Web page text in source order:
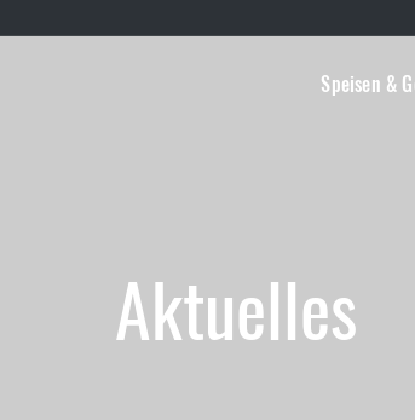
Speisen &
Aktuelles